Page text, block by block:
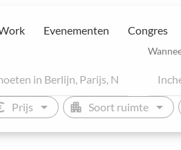
Evenementen Congres
Prijs arrow_drop_down apartment Soort ruimte arrow_drop_down